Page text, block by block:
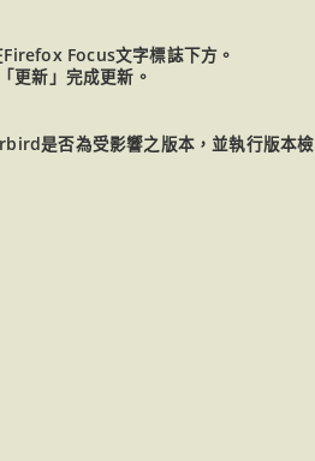
Focus文字標誌下方。
更新」完成更新。
是否為受影響之版本，並執行版本檢